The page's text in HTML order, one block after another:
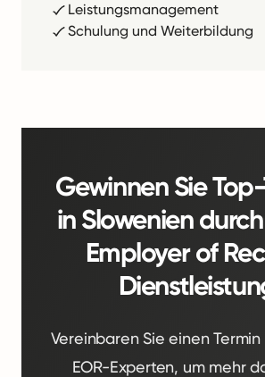
Leistungsmanagement
Schulung und Weiterbildung
Gewinnen Sie
in Slowenien
Employer of
Vereinbaren Sie einen
EOR-Experten, um mehr